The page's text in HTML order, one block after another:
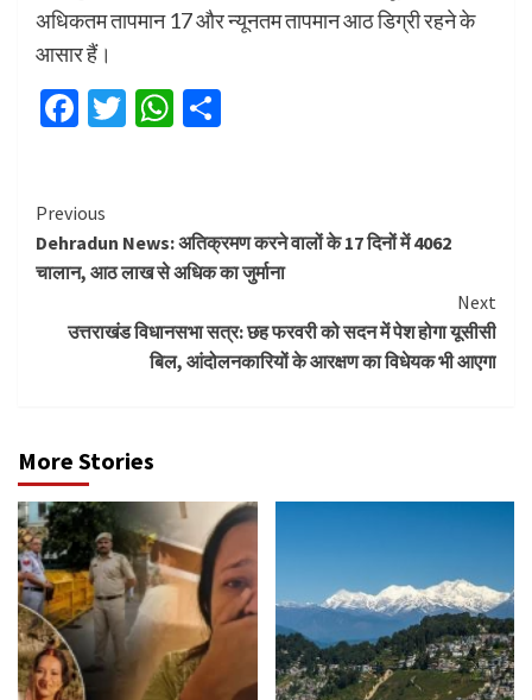
अधिकतम तापमान 17 और न्यूनतम तापमान आठ डिग्री रहने के
आसार हैं।
Facebook
TwitterWhatsApp
Continue
Reading
Previous
Dehradun News: अतिक्रमण करने वालों के 17 दिनों में 4062
चालान, आठ लाख से अधिक का जुर्माना
Next
उत्तराखंड विधानसभा सत्र: छह फरवरी को सदन में पेश होगा यूसीसी
बिल, आंदोलनकारियों के आरक्षण का विधेयक भी आएगा
More Stories